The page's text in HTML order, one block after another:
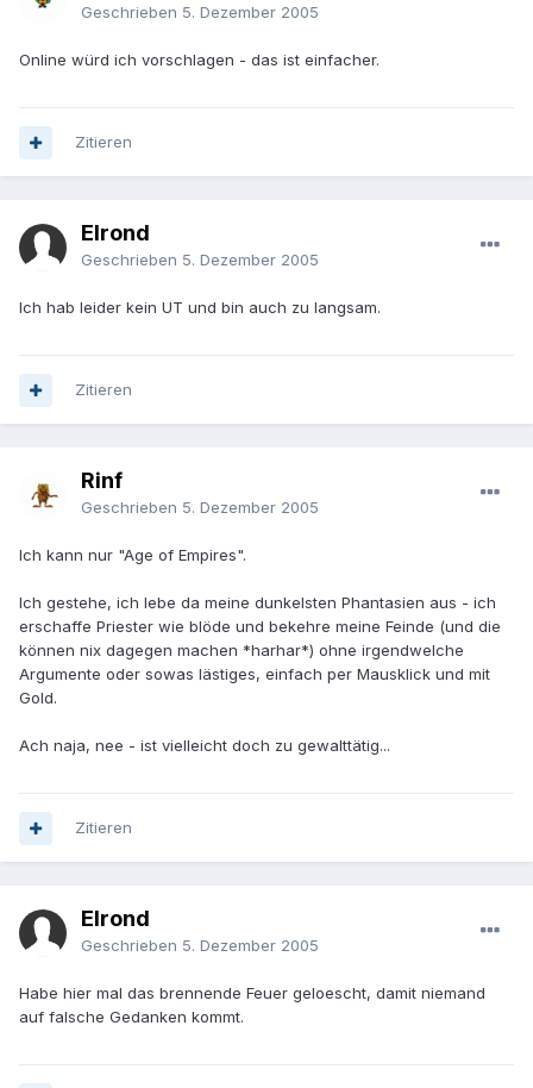
Geschrieben 5. Dezember 2005
Online würd ich vorschlagen - das ist einfacher.
Zitieren
Elrond
Geschrieben 5. Dezember 2005
Ich hab leider kein UT und bin auch zu langsam.
Zitieren
Rinf
Geschrieben 5. Dezember 2005
Ich kann nur "Age of Empires".
Ich gestehe, ich lebe da meine dunkelsten Phantasien aus - ich
erschaffe Priester wie blöde und bekehre meine Feinde (und die
können nix dagegen machen *harhar*) ohne irgendwelche
Argumente oder sowas lästiges, einfach per Mausklick und mit
Gold.
Ach naja, nee - ist vielleicht doch zu gewalttätig...
Zitieren
Elrond
Geschrieben 5. Dezember 2005
Habe hier mal das brennende Feuer geloescht, damit niemand
auf falsche Gedanken kommt.